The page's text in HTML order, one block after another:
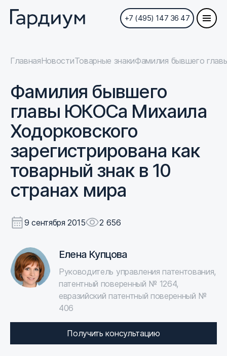
+7 (495) 147 36 47
ГлавнаяНовостиТоварные знакиФамилия бывшего
Фамилия бывшего
главы ЮКОСа Михаила
Ходорковского
зарегистрирована как
товарный знак в 10
странах мира
9 сентября 2015 2 656
Елена Купцова
Руководитель управления патентования,
патентный поверенный № 1264,
евразийский патентный поверенный №
406
Получить консультацию